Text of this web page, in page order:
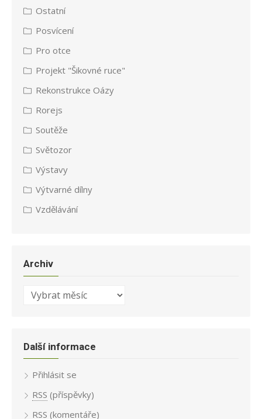
Ostatní
Posvícení
Pro otce
Projekt "Šikovné ruce"
Rekonstrukce Oázy
Rorejs
Soutěže
Světozor
Výstavy
Výtvarné dílny
Vzdělávání
Archiv
Archiv
Další informace
Přihlásit se
RSS (příspěvky)
RSS (komentáře)